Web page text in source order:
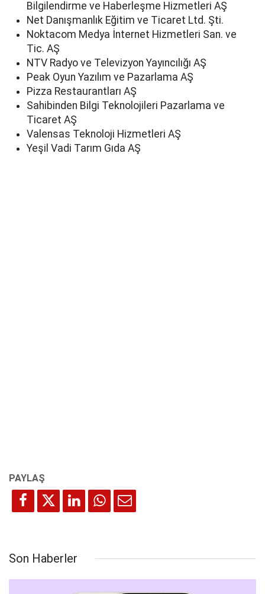
Bilgilendirme ve Haberleşme Hizmetleri AŞ
Net Danışmanlık Eğitim ve Ticaret Ltd. Şti.
Noktacom Medya İnternet Hizmetleri San. ve
Tic. AŞ
NTV Radyo ve Televizyon Yayıncılığı AŞ
Peak Oyun Yazılım ve Pazarlama AŞ
Pizza Restaurantları AŞ
Sahibinden Bilgi Teknolojileri Pazarlama ve
Ticaret AŞ
Valensas Teknoloji Hizmetleri AŞ
Yeşil Vadi Tarım Gıda AŞ
Son Haberler